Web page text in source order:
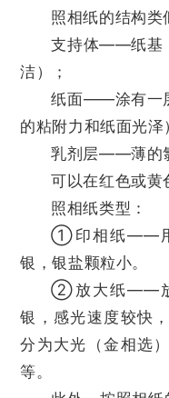
照相纸的结构类
支持体——纸基
洁）；
纸面——涂有一
的粘附力和纸面光泽
乳剂层——薄的
可以在红色或黄
照相纸类型：
①印相纸——用
银，银盐颗粒小。
②放大纸——放
银，感光速度较快
分为大光（金相选
等。